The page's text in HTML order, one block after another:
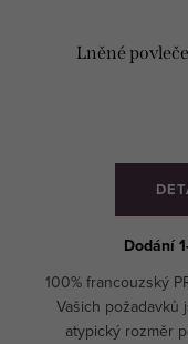
Lněné
Dodání
100% francouzský
Vašich požadavků
atypický rozměr